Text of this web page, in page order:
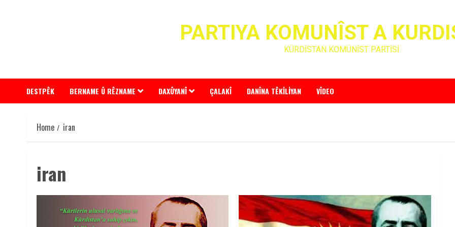
PARTIYA KOMUNÎST A
KÜRDİSTAN KOMÜNİST PARTİSİ
DESTPÊK BERNAME Û RÊZNAME DAXÛYANÎ ÇALAKÎ DANÎNA TÊKILIYAN VÎDEO
Home iran
iran